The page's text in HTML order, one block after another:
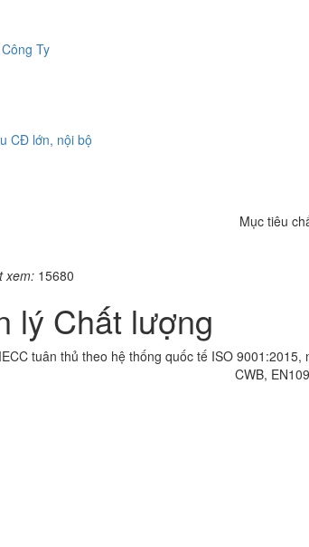
Ty
CĐ lớn, nội bộ
Mục tiêu
xem: 15680
lý Chất lượng
tuân thủ theo hệ thống quốc tế ISO
CWB,